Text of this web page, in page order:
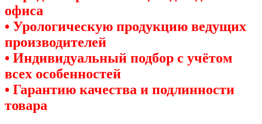
офиса
• Урологическую продукцию ведущих
производителей
• Индивидуальный подбор с учётом
всех особенностей
• Гарантию качества и подлинности
товара